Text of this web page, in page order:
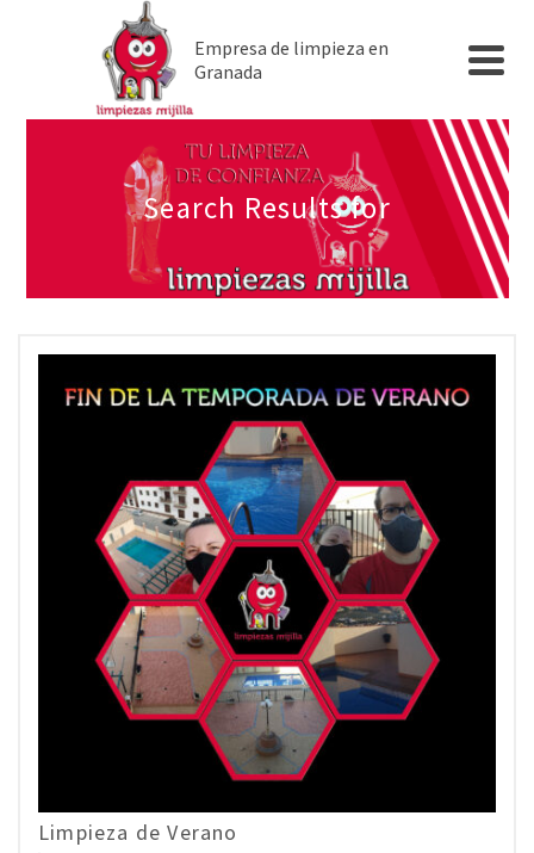
Empresa de limpieza en
Granada
Search Results for
Limpieza de Verano